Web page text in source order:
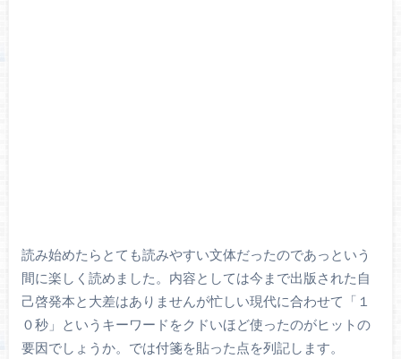
読み始めたらとても読みやすい文体だったのであっという
間に楽しく読めました。内容としては今まで出版された自
己啓発本と大差はありませんが忙しい現代に合わせて「１
０秒」というキーワードをクドいほど使ったのがヒットの
要因でしょうか。では付箋を貼った点を列記します。